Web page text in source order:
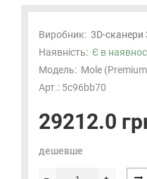
Виробник: 3D-сканери
Наявність: Є в
Модель: Mole
Арт.: 5c96bb70
29212.0
дешевше